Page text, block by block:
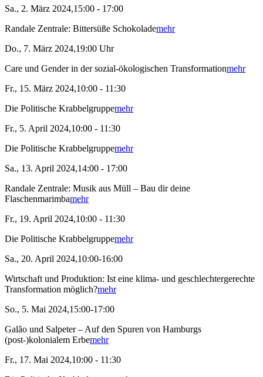
Sa., 2. März 2024,15:00 - 17:00
Randale Zentrale: Bittersüße Schokolademehr
Do., 7. März 2024,19:00 Uhr
Care und Gender in der sozial-ökologischen Transformationmehr
Fr., 15. März 2024,10:00 - 11:30
Die Politische Krabbelgruppemehr
Fr., 5. April 2024,10:00 - 11:30
Die Politische Krabbelgruppemehr
Sa., 13. April 2024,14:00 - 17:00
Randale Zentrale: Musik aus Müll – Bau dir deine
Flaschenmarimbamehr
Fr., 19. April 2024,10:00 - 11:30
Die Politische Krabbelgruppemehr
Sa., 20. April 2024,10:00-16:00
Wirtschaft und Produktion: Ist eine klima- und geschlechtergerechte
Transformation möglich?mehr
So., 5. Mai 2024,15:00-17:00
Galão und Salpeter – Auf den Spuren von Hamburgs
(post-)kolonialem Erbemehr
Fr., 17. Mai 2024,10:00 - 11:30